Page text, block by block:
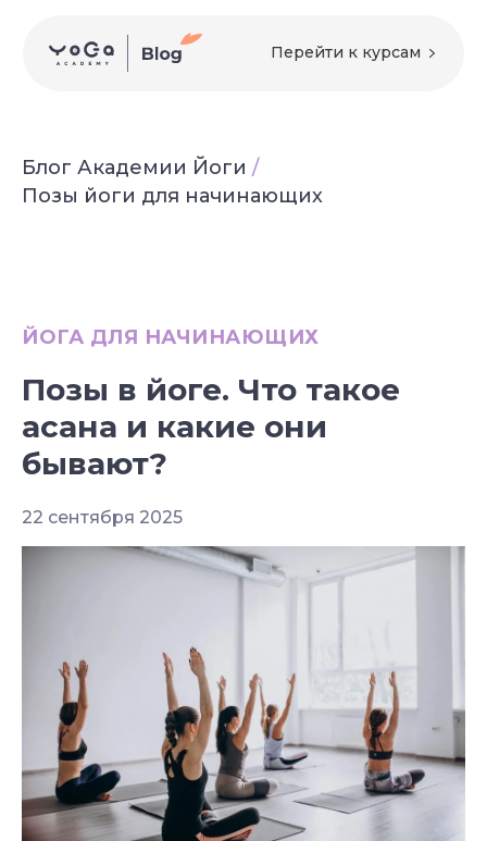
Перейти к курсам
Блог Академии Йоги /
Позы йоги для начинающих
ЙОГА ДЛЯ НАЧИНАЮЩИХ
Позы в йоге. Что такое
асана и какие они
бывают?
22 сентября 2025